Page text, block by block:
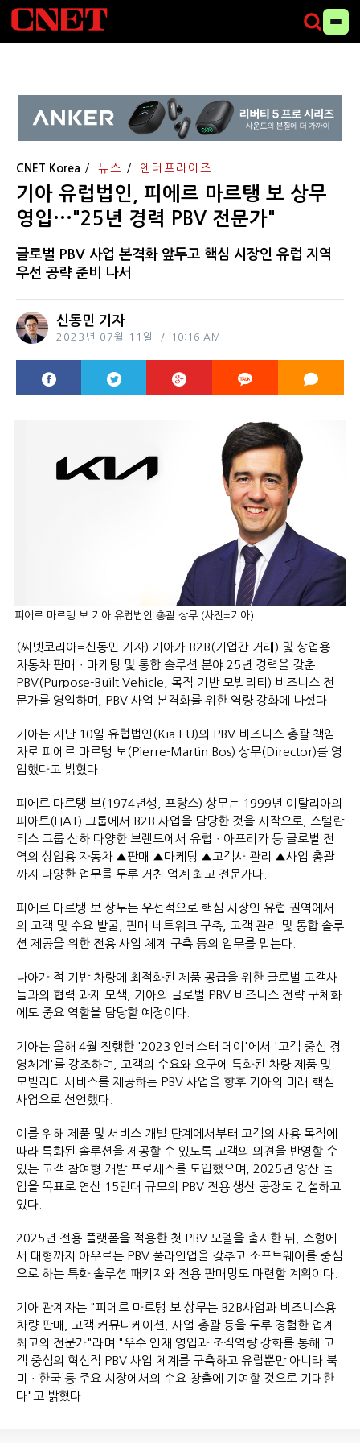
CNET Korea 뉴스 엔터프라이즈
기아 유럽법인, 피에르 마르탱 보 상무
영입···"25년 경력 PBV 전문가"
글로벌 PBV 사업 본격화 앞두고 핵심 시장인 유럽 지역
우선 공략 준비 나서
신동민 기자
2023년 07월 11일 10:16 AM
피에르 마르탱 보 기아 유럽법인 총괄 상무 (사진=기아)
(씨넷코리아=신동민 기자) 기아가 B2B(기업간 거래) 및 상업용
자동차 판매ㆍ마케팅 및 통합 솔루션 분야 25년 경력을 갖춘
PBV(Purpose-Built Vehicle, 목적 기반 모빌리티) 비즈니스 전
문가를 영입하며, PBV 사업 본격화를 위한 역량 강화에 나섰다.
기아는 지난 10일 유럽법인(Kia EU)의 PBV 비즈니스 총괄 책임
자로 피에르 마르탱 보(Pierre-Martin Bos) 상무(Director)를 영
입했다고 밝혔다.
피에르 마르탱 보(1974년생, 프랑스) 상무는 1999년 이탈리아의
피아트(FIAT) 그룹에서 B2B 사업을 담당한 것을 시작으로, 스텔란
티스 그룹 산하 다양한 브랜드에서 유럽ㆍ아프리카 등 글로벌 전
역의 상업용 자동차 ▲판매 ▲마케팅 ▲고객사 관리 ▲사업 총괄
까지 다양한 업무를 두루 거친 업계 최고 전문가다.
피에르 마르탱 보 상무는 우선적으로 핵심 시장인 유럽 권역에서
의 고객 및 수요 발굴, 판매 네트워크 구축, 고객 관리 및 통합 솔루
션 제공을 위한 전용 사업 체계 구축 등의 업무를 맡는다.
나아가 적 기반 차량에 최적화된 제품 공급을 위한 글로벌 고객사
들과의 협력 과제 모색, 기아의 글로벌 PBV 비즈니스 전략 구체화
에도 중요 역할을 담당할 예정이다.
기아는 올해 4월 진행한 '2023 인베스터 데이'에서 '고객 중심 경
영체계'를 강조하며, 고객의 수요와 요구에 특화된 차량 제품 및
모빌리티 서비스를 제공하는 PBV 사업을 향후 기아의 미래 핵심
사업으로 선언했다.
이를 위해 제품 및 서비스 개발 단계에서부터 고객의 사용 목적에
따라 특화된 솔루션을 제공할 수 있도록 고객의 의견을 반영할 수
있는 고객 참여형 개발 프로세스를 도입했으며, 2025년 양산 돌
입을 목표로 연산 15만대 규모의 PBV 전용 생산 공장도 건설하고
있다.
2025년 전용 플랫폼을 적용한 첫 PBV 모델을 출시한 뒤, 소형에
서 대형까지 아우르는 PBV 풀라인업을 갖추고 소프트웨어를 중심
으로 하는 특화 솔루션 패키지와 전용 판매망도 마련할 계획이다.
기아 관계자는 "피에르 마르탱 보 상무는 B2B사업과 비즈니스용
차량 판매, 고객 커뮤니케이션, 사업 총괄 등을 두루 경험한 업계
최고의 전문가"라며 "우수 인재 영입과 조직역량 강화를 통해 고
객 중심의 혁신적 PBV 사업 체계를 구축하고 유럽뿐만 아니라 북
미ㆍ한국 등 주요 시장에서의 수요 창출에 기여할 것으로 기대한
다"고 밝혔다.